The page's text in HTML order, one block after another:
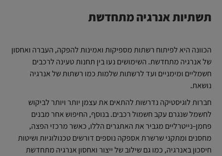
תשתיות אנרגיה מתחדשת
הכוונה היא לפיתוח רשתות מספיקות ואמינות להפקה, העברה ואחסון
של אנרגיה מתחדשת. השימושים נעו בין תחנות טעינה לרכבים
חשמליים ומימניים ועד לרשתות שלמות כמו רשתות של אנרגיה
נושאת.
חברות לוגיסטיקה נדרשות להתאים את עצמן יותר ויותר לביקוש
לחשמל שנגרם עקב חשמול רכבים. בנוסף, החיפוש אחר מבנים
פחמן-נייטרליים מגביר את האתגרים הללו, כאשר מרכזי הפצה,
מחסנים ומתקני שרשרת אספקה נוספים דורשים טכנולוגיות ושיטות
חיסכון באנרגיה, כמו גם שילוב של ייצור ואחסון אנרגיה מתחדשת